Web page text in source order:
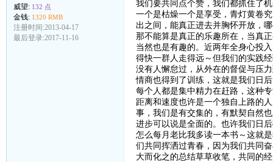
威望: 132 点
金钱: 1320 RMB
注册时间:2013-04-17
最后登录:2017-11-16
我们要共同点个赞，我们都抓住了
一个是枯燥一个是享受，青灯黄卷
出之间，能真正进去并胸怀开放，
那不能算是真正的乐趣所在，当真
当然也是有趣的。近两年全身心投
得快一群人走得远～但我们的实践
没有人懈怠过，从外在的督促与压
情商也得到了训练，这就是我们日
每个人都是集中精力在赶路，这种
距离和速度也许是一个独自上路的
事，我们是有交集的，有默契自然
进步可以说是全面的。也许我们日
怎么每月老比我多读一本书～这就
们共同挥洒过青春，因为我们共同
大而化之的总结草草收笔，共同的